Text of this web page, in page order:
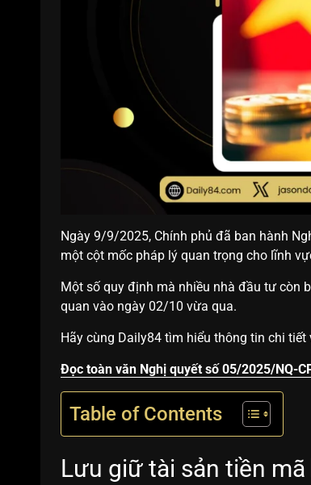
Ngày 9/9/2025, Chính phủ đã ban hành
một cột mốc pháp lý quan trọng cho lĩnh
Một số quy định mà nhiều nhà đầu tư còn
quan vào ngày 02/10 vừa qua.
Hãy cùng Daily84 tìm hiểu thông tin chi
Đọc toàn văn Nghị quyết số 05/2025/NQ-
Table of Contents
Lưu giữ tài sản tiền